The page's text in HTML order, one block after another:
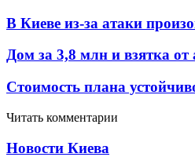
В Киеве из-за атаки
Дом за 3,8 млн и взятка
Стоимость плана
Читать комментарии
Новости Киева